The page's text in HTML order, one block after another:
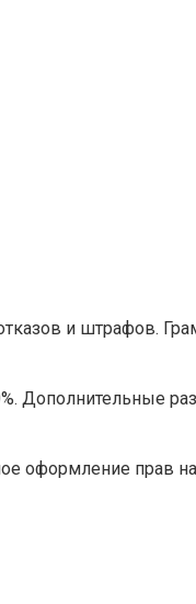
и штрафов.
Дополнительные
оформление прав